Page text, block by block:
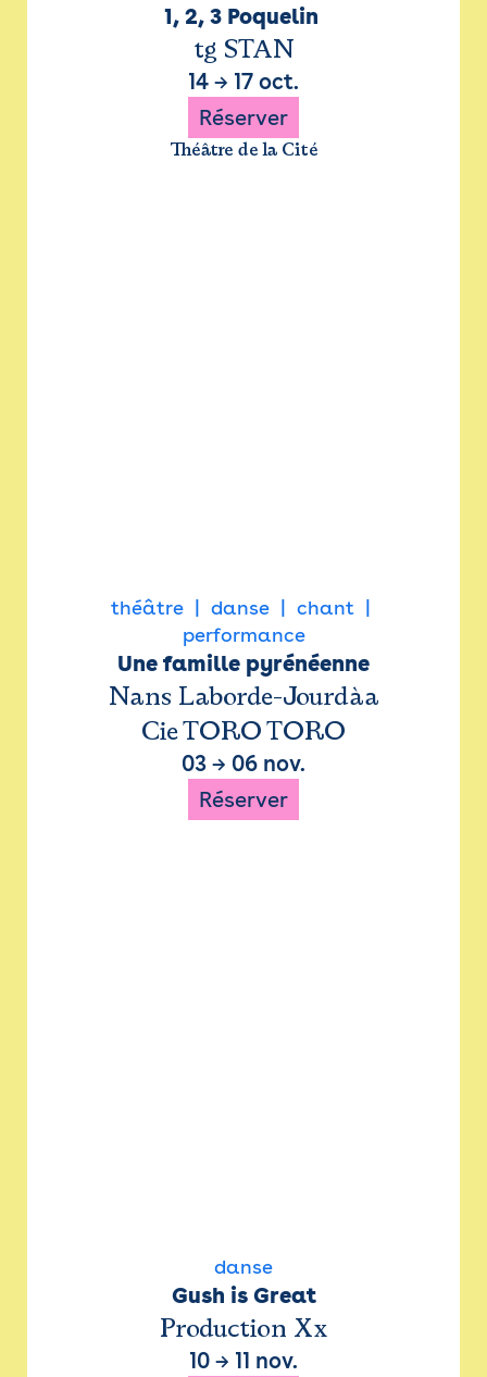
1, 2, 3 Poquelin
tg STAN
14 → 17 oct.
Réserver
Théâtre de la Cité
théâtre danse
chant
performance
Une famille pyrénéenne
Nans Laborde-Jourdàa
Cie TORO TORO
03 → 06 nov.
Réserver
danse
Gush is Great
Production Xx
10 → 11 nov.